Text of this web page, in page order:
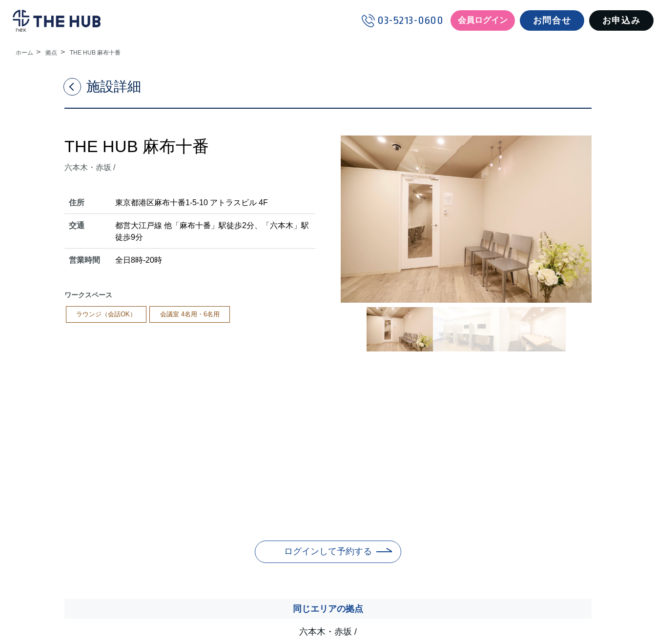
03-5213-0600 会員ログイン お問合せ お申込み
ホーム 拠点 THE HUB 麻布十番
施設詳細
THE HUB 麻布十番
六本木・赤坂 /
住所 東京都港区麻布十番1-5-10 アトラスビル 4F
交通
都営大江戸線 他「麻布十番」駅徒歩2分、「六本木」駅
徒歩9分
営業時間 全日8時-20時
ワークスペース
ラウンジ（会話OK） 会議室 4名用・6名用
ログインして予約する
同じエリアの拠点
六本木・赤坂 /